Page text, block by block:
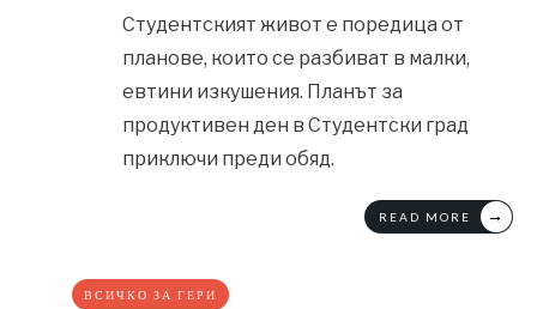
Студентският живот е поредица от
планове, които се разбиват в малки,
евтини изкушения. Планът за
продуктивен ден в Студентски град
приключи преди обяд.
READ MORE →
ВСИЧКО ЗА ГЕРИ